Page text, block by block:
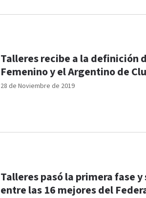
28 de Noviembre de 2019
Talleres recibe a la definición
Femenino y el Argentino de
Talleres pasó la primera fase
entre las 16 mejores del